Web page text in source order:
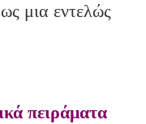
μια εντελώς
πειράματα